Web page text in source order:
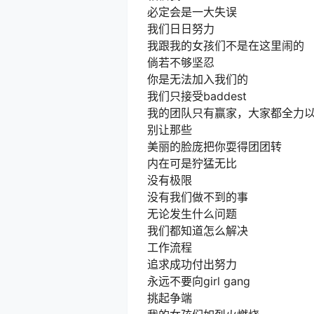
必定会是一大失误
我们日日努力
我跟我的女孩们不是在这里闹的
倘若不够坚忍
你是无法加入我们的
我们只接受baddest
我的团队只有赢家，大家都全力
别让那些
美丽的脸庞把你耍得团团转
内在可是狞猛无比
没有极限
没有我们做不到的事
无论发生什么问题
我们都知道怎么解决
工作流程
追求成功付出努力
永远不要向girl gang
挑起争端